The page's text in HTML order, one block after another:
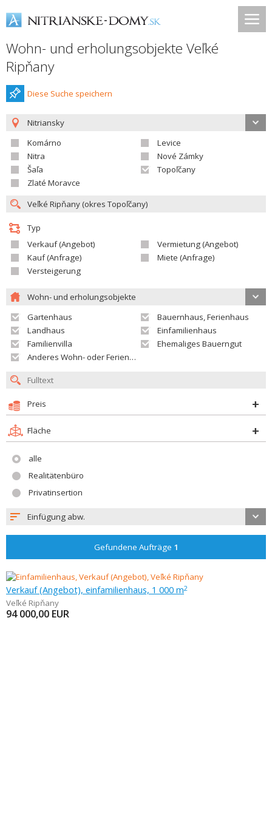
Wohn- und erholungsobjekte Veľké
Ripňany
Diese Suche speichern
Nitriansky
Komárno
Levice
Nitra
Nové Zámky
Šaľa
Topoľčany
Zlaté Moravce
Typ
Verkauf (Angebot)
Vermietung (Angebot)
Kauf (Anfrage)
Miete (Anfrage)
Versteigerung
Wohn- und erholungsobjekte
Gartenhaus
Bauernhaus, Ferienhaus
Landhaus
Einfamilienhaus
Familienvilla
Ehemaliges Bauerngut
Anderes Wohn- oder Ferienobjekt
Preis
Fläche
alle
Realitätenbüro
Privatinsertion
Einfügung abw.
Gefundene Aufträge 1
Verkauf (Angebot), einfamilienhaus, 1 000 m2
Veľké Ripňany
94 000,00 EUR